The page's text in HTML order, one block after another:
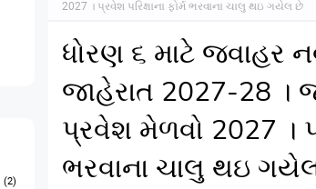
(2)
2027 । પ્રવેશ પરિક્ષાના ફોર્મ ભરવાના ચાલુ થઇ ગયેલ છે
ધોરણ ૬ માટે જવાહર
જાહેરાત 2027-28 ।
પ્રવેશ મેળવો 2027 ।
ભરવાના ચાલુ થઇ